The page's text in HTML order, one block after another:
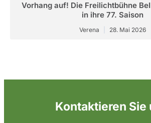
Vorhang auf! Die Freilichtbühne
in ihre 77. Saison
Verena 28. Mai 2026
Kontaktieren Sie